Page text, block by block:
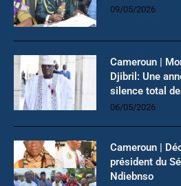
09/05/2026
Cameroun |
Djibril: Une
silence total
06/05/2026
Cameroun |
président du
Ndiebnso